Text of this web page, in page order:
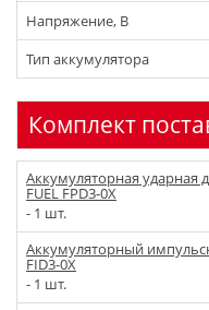
Напряжение, В
Тип аккумулятора
Комплект
Аккумуляторная ударная
FUEL FPD3-0X
- 1 шт.
Аккумуляторный
FID3-0X
- 1 шт.